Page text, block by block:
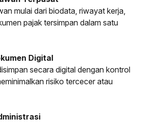
mulai dari biodata, riwayat kerja,
pajak tersimpan dalam satu
Digital
secara digital dengan kontrol
risiko tercecer atau